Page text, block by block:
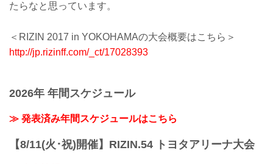
たらなと思っています。
＜RIZIN 2017 in YOKOHAMAの大会概要はこちら＞
http://jp.rizinff.com/_ct/17028393
2026年 年間スケジュール
≫ 発表済み年間スケジュールはこちら
【8/11(火･祝)開催】RIZIN.54 トヨタアリーナ大会